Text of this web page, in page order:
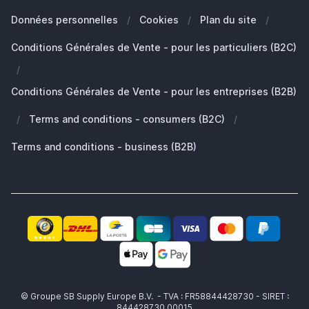
Clients Professionals (B2B)
Pas satisfait? Le produit vous est remboursé!
Travailler chez SB Supply
Mon compte
Données personnelles / Cookies / Plan du site /
Conditions Générales de Vente - pour les particuliers (B2C)
/
Conditions Générales de Vente - pour les entreprises (B2B)
/ Terms and conditions - consumers (B2C) /
Terms and conditions - business (B2B)
© Groupe SB Supply Europe B.V. - TVA : FR58844428730 - SIRET :